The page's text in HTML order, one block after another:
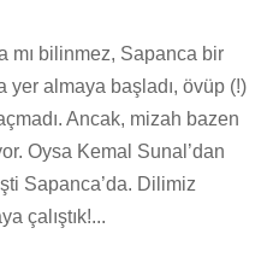
mı bilinmez, Sapanca bir
yer almaya başladı, övüp (!)
Ancak, mizah bazen
Oysa Kemal Sunal’dan
Sapanca’da. Dilimiz
çalıştık!...